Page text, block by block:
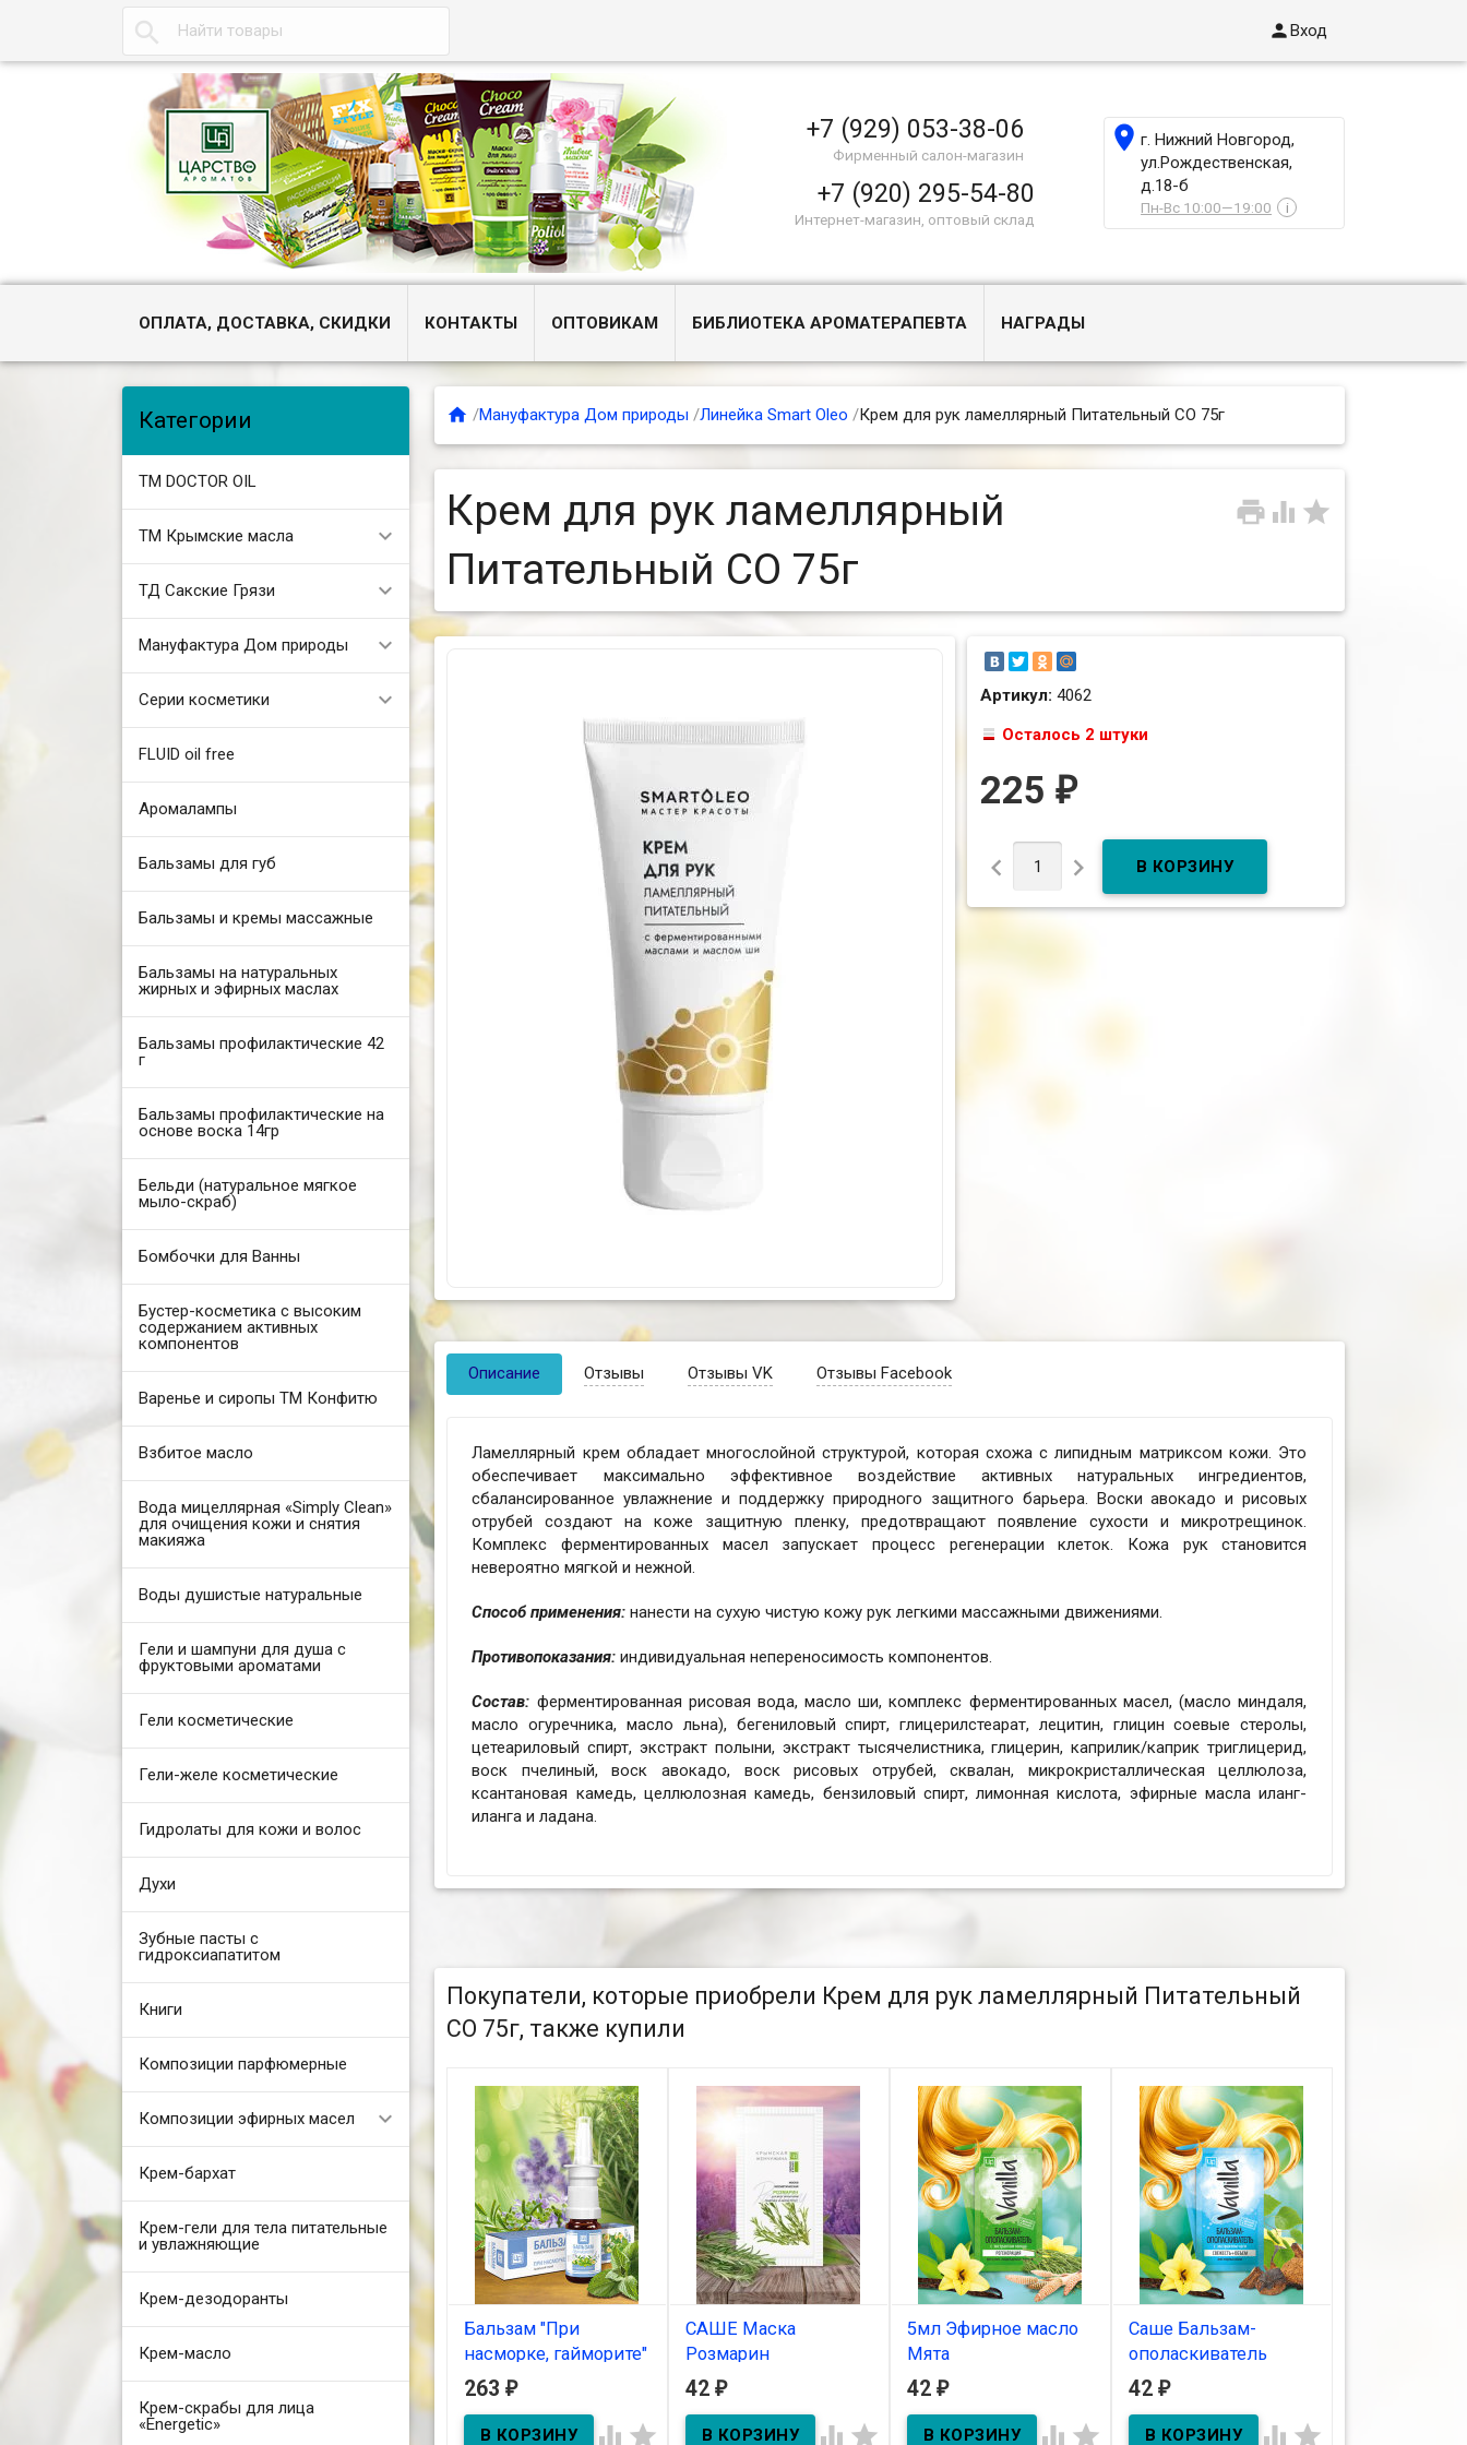
 Вход
+7 (929) 053-38-06
Фирменный салон-магазин
+7 (920) 295-54-80
Интернет-магазин, оптовый склад
г. Нижний Новгород,
ул.Рождественская,
д.18-б
Пн-Вс 10:00—19:00 i
ОПЛАТА, ДОСТАВКА, СКИДКИ КОНТАКТЫ ОПТОВИКАМ БИБЛИОТЕКА АРОМАТЕРАПЕВТА НАГРАДЫ
Категории
ТМ DOCTOR OIL
ТМ Крымские масла
ТД Сакские Грязи
Мануфактура Дом природы
Серии косметики
FLUID oil free
Аромалампы
Бальзамы для губ
Бальзамы и кремы массажные
Бальзамы на натуральных
жирных и эфирных маслах
Бальзамы профилактические 42
г
Бальзамы профилактические на
основе воска 14гр
Бельди (натуральное мягкое
мыло-скраб)
Бомбочки для Ванны
Бустер-косметика с высоким
содержанием активных
компонентов
Варенье и сиропы ТМ Конфитю
Взбитое масло
Вода мицеллярная «Simply Clean»
для очищения кожи и снятия
макияжа
Воды душистые натуральные
Гели и шампуни для душа с
фруктовыми ароматами
Гели косметические
Гели-желе косметические
Гидролаты для кожи и волос
Духи
Зубные пасты с
гидроксиапатитом
Книги
Композиции парфюмерные
Композиции эфирных масел
Крем-бархат
Крем-гели для тела питательные
и увлажняющие
Крем-дезодоранты
Крем-масло
Крем-скрабы для лица
«Energetic»
 /Мануфактура Дом природы /Линейка Smart Oleo /Крем для рук ламеллярный Питательный СО 75г
  
Крем для рук ламеллярный
Питательный СО 75г
Артикул:4062
Осталось 2 штуки
225₽
 
Описание Отзывы Отзывы VK Отзывы Facebook
Ламеллярный крем обладает многослойной структурой, которая схожа с липидным матриксом кожи. Это
обеспечивает максимально эффективное воздействие активных натуральных ингредиентов,
сбалансированное увлажнение и поддержку природного защитного барьера. Воски авокадо и рисовых
отрубей создают на коже защитную пленку, предотвращают появление сухости и микротрещинок.
Комплекс ферментированных масел запускает процесс регенерации клеток. Кожа рук становится
невероятно мягкой и нежной.
Способ применения: нанести на сухую чистую кожу рук легкими массажными движениями.
Противопоказания: индивидуальная непереносимость компонентов.
Состав: ферментированная рисовая вода, масло ши, комплекс ферментированных масел, (масло миндаля,
масло огуречника, масло льна), бегениловый спирт, глицерилстеарат, лецитин, глицин соевые стеролы,
цетеариловый спирт, экстракт полыни, экстракт тысячелистника, глицерин, каприлик/каприк триглицерид,
воск пчелиный, воск авокадо, воск рисовых отрубей, сквалан, микрокристаллическая целлюлоза,
ксантановая камедь, целлюлозная камедь, бензиловый спирт, лимонная кислота, эфирные масла иланг-
иланга и ладана.
Покупатели, которые приобрели Крем для рук ламеллярный Питательный
СО 75г, также купили
Бальзам "При
насморке, гайморите"
(Эвкалиптовый)
263 ₽
 
САШЕ Маска
Розмарин
КРЫМСКАЯ
всех типов кожи 10 г
42 ₽
 
5мл Эфирное масло
Мята
В наличии
Бальзам-ополаскиватели
42 ₽
 
Саше Бальзам-
ополаскиватель
VANILLA для жирных
42 ₽
 